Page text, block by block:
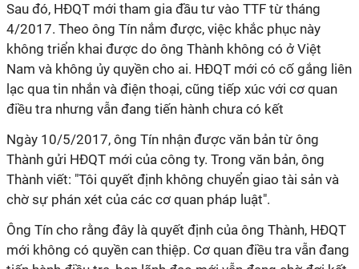
Sau đó, HĐQT mới tham gia đầu tư vào TTF từ tháng
4/2017. Theo ông Tín nắm được, việc khắc phục này
không triển khai được do ông Thành không có ở Việt
Nam và không ủy quyền cho ai. HĐQT mới có cố gắng liên
lạc qua tin nhắn và điện thoại, cũng tiếp xúc với cơ quan
điều tra nhưng vẫn đang tiến hành chưa có kết
Ngày 10/5/2017, ông Tín nhận được văn bản từ ông
Thành gửi HĐQT mới của công ty. Trong văn bản, ông
Thành viết: "Tôi quyết định không chuyển giao tài sản và
chờ sự phán xét của các cơ quan pháp luật".
Ông Tín cho rằng đây là quyết định của ông Thành, HĐQT
mới không có quyền can thiệp. Cơ quan điều tra vẫn đang